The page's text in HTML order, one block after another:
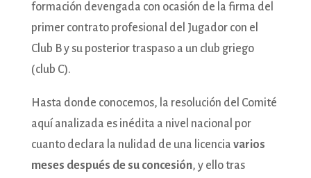
formación devengada con ocasión de la firma del
primer contrato profesional del Jugador con el
Club B y su posterior traspaso a un club griego
(club C).
Hasta donde conocemos, la resolución del Comité
aquí analizada es inédita a nivel nacional por
cuanto declara la nulidad de una licencia varios
meses después de su concesión, y ello tras